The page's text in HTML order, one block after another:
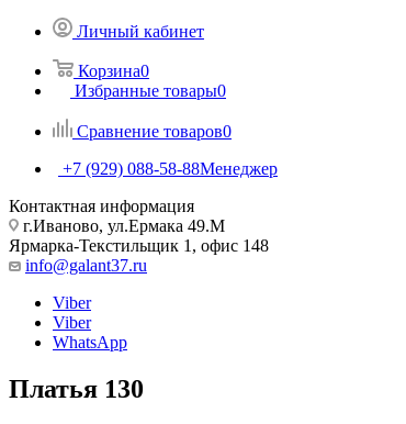
Личный кабинет
Корзина0
Избранные товары0
Сравнение товаров0
+7 (929) 088-58-88Менеджер
Контактная информация
г.Иваново, ул.Ермака 49.M
Ярмарка-Текстильщик 1, офис 148
info@galant37.ru
Viber
Viber
WhatsApp
Платья 130